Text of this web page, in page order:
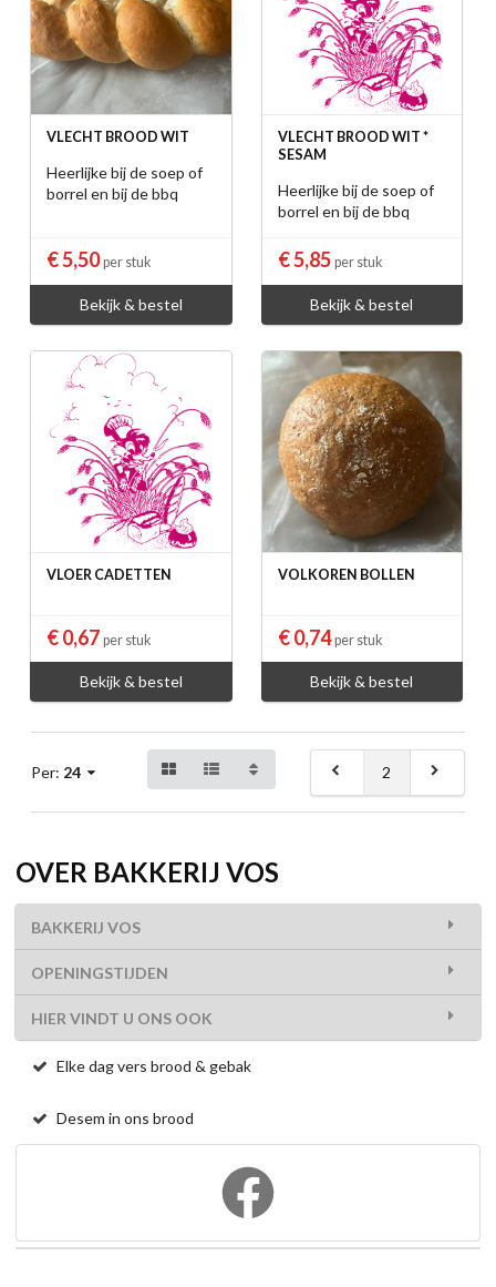
VLECHT BROOD WIT
Heerlijke bij de soep of
borrel en bij de bbq
€ 5,50per stuk
Bekijk & bestel
VLECHT BROOD WIT *
SESAM
Heerlijke bij de soep of
borrel en bij de bbq
€ 5,85 per stuk
Bekijk & bestel
VLOER CADETTEN
€ 0,67 per stuk
Bekijk & bestel
VOLKOREN BOLLEN
€ 0,74per stuk
Bekijk & bestel
Per: 24 2
OVER BAKKERIJ VOS
BAKKERIJ VOS
OPENINGSTIJDEN
HIER VINDT U ONS OOK
Elke dag vers brood & gebak
Desem in ons brood